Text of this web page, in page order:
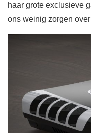
haar grote exclusieve
ons weinig zorgen